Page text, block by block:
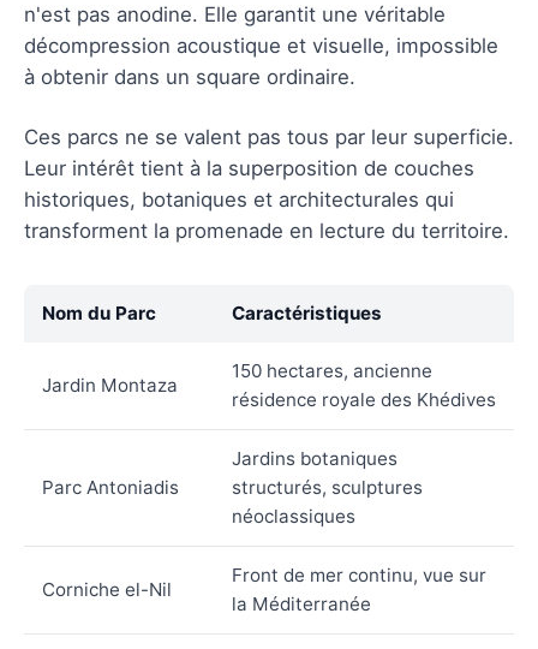
n'est pas anodine. Elle garantit une véritable
décompression acoustique et visuelle, impossible
à obtenir dans un square ordinaire.
Ces parcs ne se valent pas tous par leur superficie.
Leur intérêt tient à la superposition de couches
historiques, botaniques et architecturales qui
transforment la promenade en lecture du territoire.
Nom du Parc Caractéristiques
Jardin Montaza
150 hectares, ancienne
résidence royale des Khédives
Parc Antoniadis
Jardins botaniques
structurés, sculptures
néoclassiques
Corniche el-Nil
Front de mer continu, vue sur
la Méditerranée